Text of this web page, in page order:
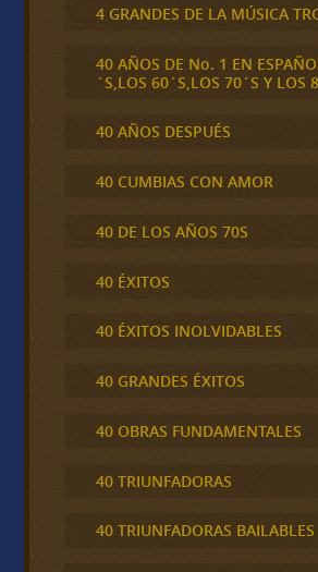
4 GRANDES DE LA MÚSICA
40 AÑOS DE No. 1 EN
´S,LOS 60´S,LOS 70´S Y LOS
40 AÑOS DESPUÉS
40 CUMBIAS CON AMOR
40 DE LOS AÑOS 70S
40 ÉXITOS
40 ÉXITOS INOLVIDABLES
40 GRANDES ÉXITOS
40 OBRAS FUNDAMENTALES
40 TRIUNFADORAS
40 TRIUNFADORAS BAILABLES